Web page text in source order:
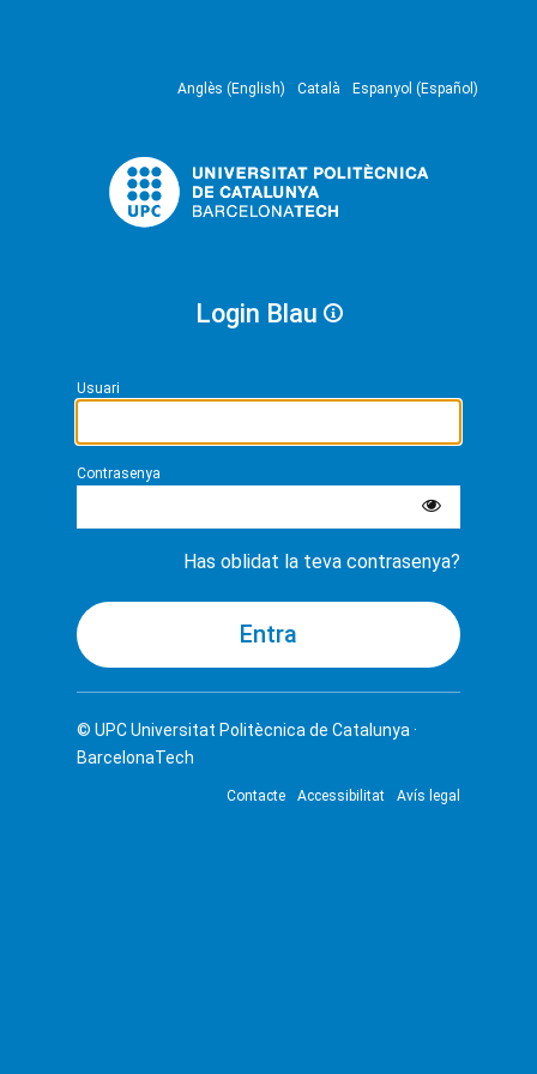
Anglès (English) Català Espanyol (Español)
Login Blau
Usuari
Contrasenya
Has oblidat la teva contrasenya?
© UPCUniversitat Politècnica de Catalunya ·
BarcelonaTech
Contacte Accessibilitat Avís legal